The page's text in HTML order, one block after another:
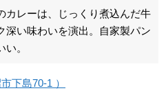
カレーは、じっくり煮込んだ牛
深い味わいを演出。自家製パン
。
下島70-1 ）